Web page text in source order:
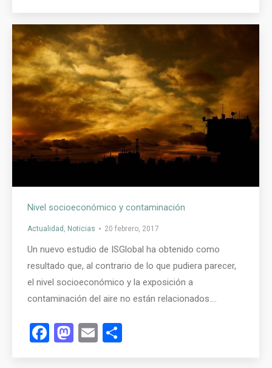
Nivel socioeconómico y contaminación
Actualidad , Noticias 20 febrero, 2017
Un nuevo estudio de ISGlobal ha obtenido como
resultado que, al contrario de lo que pudiera parecer,
el nivel socioeconómico y la exposición a
contaminación del aire no están relacionados.…
Facebook
Mastodon
Email